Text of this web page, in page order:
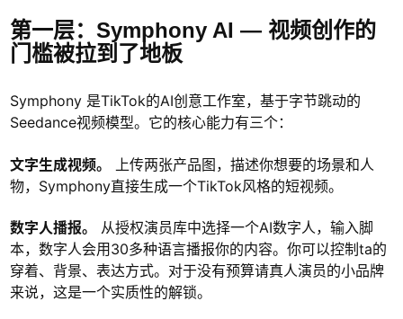
第一层：Symphony AI — 视频创作的
门槛被拉到了地板
Symphony 是TikTok的AI创意工作室，基于字节跳动的
Seedance视频模型。它的核心能力有三个：
文字生成视频。
上传两张产品图，描述你想要的场景和人
物，Symphony直接生成一个TikTok风格的短视频。
数字人播报。
从授权演员库中选择一个AI数字人，输入脚
本，数字人会用30多种语言播报你的内容。你可以控制ta的
穿着、背景、表达方式。对于没有预算请真人演员的小品牌
来说，这是一个实质性的解锁。